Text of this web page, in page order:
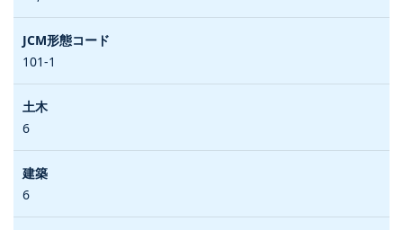
101-1
6
6